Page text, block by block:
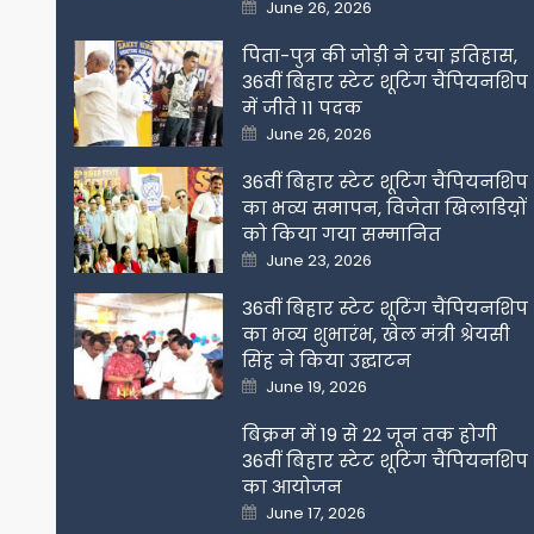
on
June 26, 2026
पिता-पुत्र की जोड़ी ने रचा इतिहास,
36वीं बिहार स्टेट शूटिंग चैंपियनशिप
में जीते 11 पदक
Posted
on
June 26, 2026
36वीं बिहार स्टेट शूटिंग चैंपियनशिप
का भव्य समापन, विजेता खिलाडिय़ों
को किया गया सम्मानित
Posted
on
June 23, 2026
36वीं बिहार स्टेट शूटिंग चैंपियनशिप
का भव्य शुभारंभ, खेल मंत्री श्रेयसी
सिंह ने किया उद्घाटन
Posted
on
June 19, 2026
बिक्रम में 19 से 22 जून तक होगी
36वीं बिहार स्टेट शूटिंग चैंपियनशिप
का आयोजन
Posted
on
June 17, 2026